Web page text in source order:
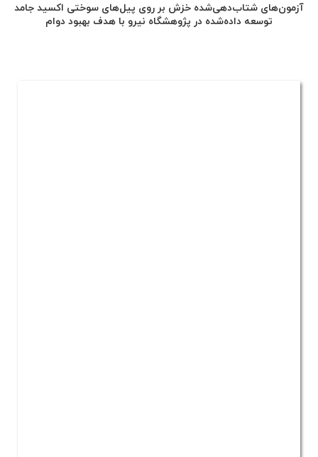
آزمون‌های شتاب‌دهی‌شده خزش بر روی پیل‌های سوختی اکسید جامد
توسعه داده‌شده در پژوهشگاه نیرو با هدف بهبود دوام